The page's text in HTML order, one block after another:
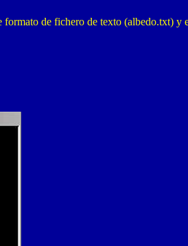
de fichero de texto (albedo.txt)